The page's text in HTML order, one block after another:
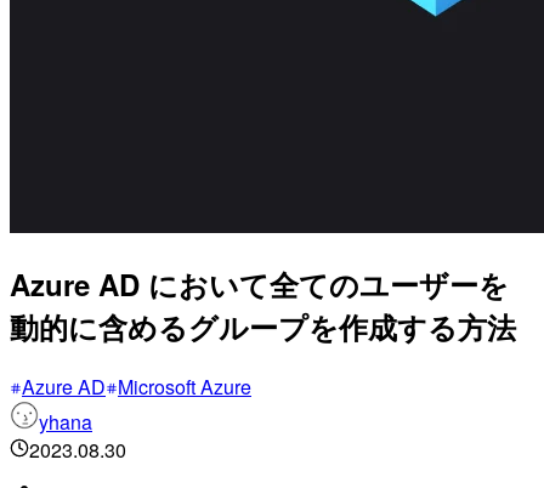
Azure AD において全てのユーザーを
動的に含めるグループを作成する方法
Azure AD Microsoft Azure
yhana
2023.08.30